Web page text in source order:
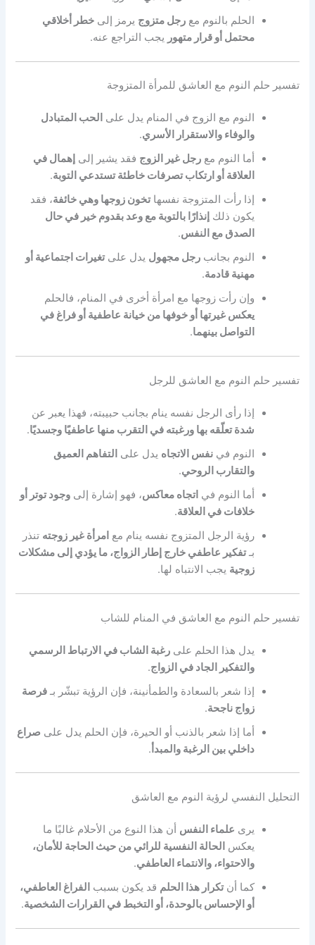
الحلم بالنوم معرجل متزوج يرمز إلىخطر أخلاقي
محتمل أو قرار متهور يجب التراجع عنه.
تفسير حلم النوم مع العاشق للمرأة المتزوجة
النوم مع الزوج في المنام يدل على الحب المتبادل
والوفاء والاستقرار الأسري.
أما النوم معرجل غير الزوج فقد يشير إلىإهمال في
العلاقة أو ارتكاب تصرفات خاطئة تستدعي التوبة.
إذا رأت المتزوجة نفسهاتخون زوجها وهي خائفة، فقد
يكون ذلكإنذارًا بالتوبة مع وعد بقدوم خير في حال
الصدق مع النفس.
النوم بجانبرجل مجهول يدل علىتغيرات اجتماعية أو
مهنية قادمة.
وإن رأت زوجها مع امرأة أخرى في المنام، فالحلم
يعكس غيرتها أو خوفها من خيانة عاطفية أو فراغ في
التواصل بينهما.
تفسير حلم النوم مع العاشق للرجل
إذا رأى الرجل نفسه ينام بجانب حبيبته، فهذا يعبر عن
شدة تعلّقه بها ورغبته في التقرب منها عاطفيًا وجسديًا.
النوم فينفس الاتجاه يدل على التفاهم العميق
والتقارب الروحي.
أما النوم في اتجاه معاكس، فهو إشارة إلىوجود توتر أو
خلافات في العلاقة.
رؤية الرجل المتزوج نفسه ينام مع امرأة غير زوجته تنذر
بـتفكير عاطفي خارج إطار الزواج، ما يؤدي إلى مشكلات
زوجية يجب الانتباه لها.
تفسير حلم النوم مع العاشق في المنام للشاب
يدل هذا الحلم علىرغبة الشاب في الارتباط الرسمي
والتفكير الجاد في الزواج.
إذا شعر بالسعادة والطمأنينة، فإن الرؤية تبشّر بـفرصة
زواج ناجحة.
أما إذا شعر بالذنب أو الحيرة، فإن الحلم يدل على صراع
داخلي بين الرغبة والمبدأ .
التحليل النفسي لرؤية النوم مع العاشق
يرى علماء النفس أن هذا النوع من الأحلام غالبًا ما
يعكس الحالة النفسية للرائي من حيث الحاجة للأمان،
والاحتواء، والانتماء العاطفي.
كما أنتكرار هذا الحلم قد يكون بسبب الفراغ العاطفي،
أو الإحساس بالوحدة، أو التخبط في القرارات الشخصية.